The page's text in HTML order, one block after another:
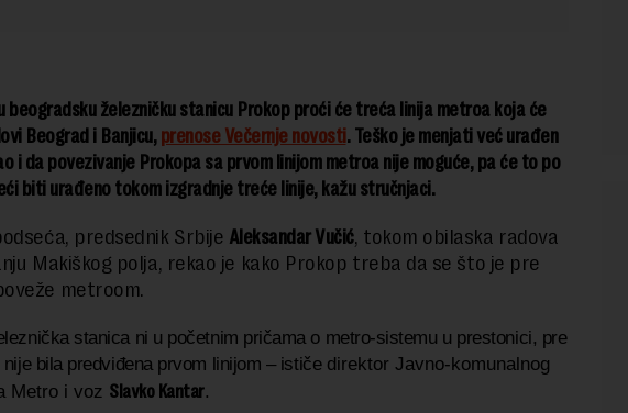
beogradsku železničku stanicu Prokop proći će treća linija metroa koja će
Beograd i Banjicu,prenose Večernje novosti. Teško je menjati već urađen
i da povezivanje Prokopa sa prvom linijom metroa nije moguće, pa će to po
biti urađeno tokom izgradnje treće linije, kažu stručnjaci.
predsednik Srbije Aleksandar Vučić, tokom obilaska radova
Makiškog polja, rekao je kako Prokop treba da se što je pre
metroom.
stanica ni u početnim pričama o metro-sistemu u prestonici, pre
nije bila predviđena prvom linijom – ističe direktor Javno-komunalnog
Metro i voz Slavko Kantar.